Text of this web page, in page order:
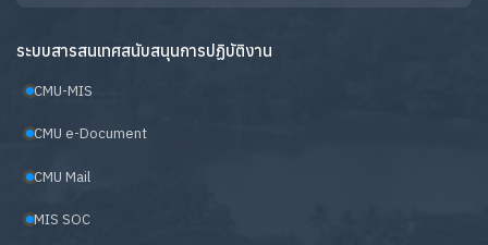
ระบบสารสนเทศสนับสนุนการปฏิบัติงาน
CMU-MIS
CMU e-Document
CMU Mail
MIS SOC